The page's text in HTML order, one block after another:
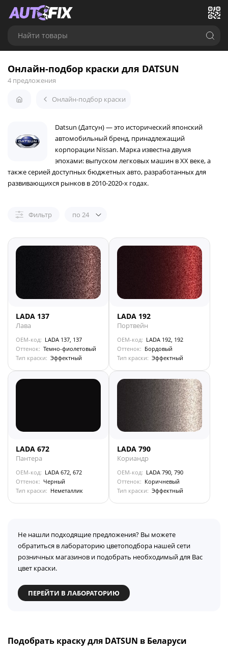
Найти товары
Онлайн-подбор краски для DATSUN
4 предложения
Онлайн-подбор краски
Datsun (Датсун) — это исторический японский
автомобильный бренд, принадлежащий
корпорации Nissan. Марка известна двумя
эпохами: выпуском легковых машин в XX веке, а
также серией доступных бюджетных авто, разработанных для
развивающихся рынков в 2010-2020-х годах.
Фильтр по 24
LADA 137
Лава
OEM-код: LADA 137, 137
Оттенок: Темно-фиолетовый
Тип краски: Эффектный
LADA 192
Портвейн
OEM-код: LADA 192, 192
Оттенок: Бордовый
Тип краски: Эффектный
LADA 672
Пантера
OEM-код: LADA 672, 672
Оттенок: Черный
Тип краски: Неметаллик
LADA 790
Кориандр
OEM-код: LADA 790, 790
Оттенок: Коричневый
Тип краски: Эффектный
Не нашли подходящие предложения? Вы можете
обратиться в лабораторию цветоподбора нашей сети
розничных магазинов и подобрать необходимый для Вас
цвет краски.
ПЕРЕЙТИ В ЛАБОРАТОРИЮ
Подобрать краску для DATSUN в Беларуси